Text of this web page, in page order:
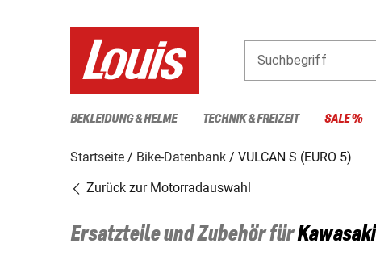
Suchbegriff
BEKLEIDUNG & HELME TECHNIK & FREIZEIT SALE %
Startseite Bike-Datenbank
VULCAN S (EURO 5)
Zurück zur Motorradauswahl
Ersatzteile und Zubehör fürKawasaki